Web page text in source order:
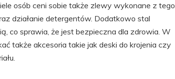
osób ceni sobie także zlewy wykonane z tego
działanie detergentów. Dodatkowo stal
co sprawia, że jest bezpieczna dla zdrowia. W
także akcesoria takie jak deski do krojenia czy